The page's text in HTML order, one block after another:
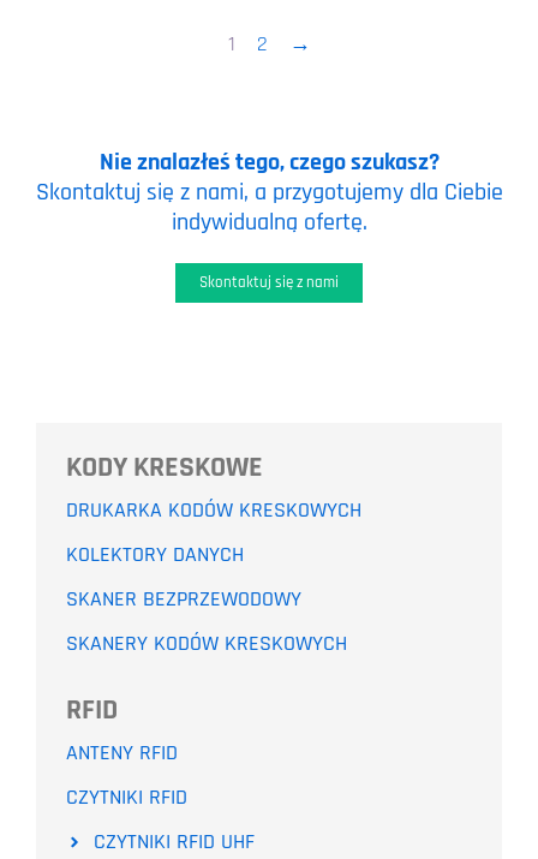
1 2 →
Nie znalazłeś tego, czego szukasz?
Skontaktuj się z nami, a przygotujemy dla Ciebie
indywidualną ofertę.
Skontaktuj się z nami
KODY KRESKOWE
DRUKARKA KODÓW KRESKOWYCH
KOLEKTORY DANYCH
SKANER BEZPRZEWODOWY
SKANERY KODÓW KRESKOWYCH
RFID
ANTENY RFID
CZYTNIKI RFID
CZYTNIKI RFID UHF